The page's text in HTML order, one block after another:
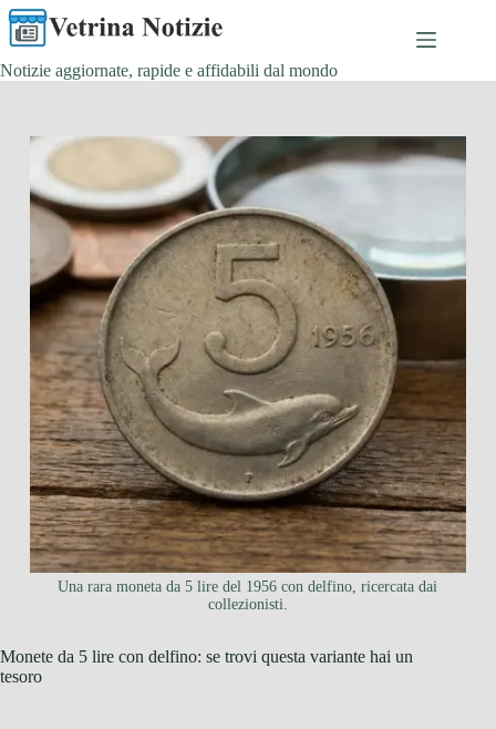
Salta
al
contenuto
Notizie aggiornate, rapide e affidabili dal mondo
Una rara moneta da 5 lire del 1956 con delfino, ricercata dai
collezionisti.
Monete da 5 lire con delfino: se trovi questa variante hai un
tesoro